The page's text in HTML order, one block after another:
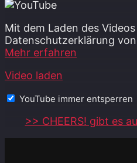
Mit dem Laden des
Datenschutzerklärung von
Mehr erfahren
Video laden
YouTube immer entsperren
>> CHEERS! gibt es